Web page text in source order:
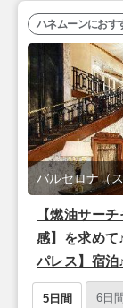
【燃油サー
感】を求め
パレス】宿泊
過ごす至極
バルセロナ（
ハネムーンにおす
5日間 6日間